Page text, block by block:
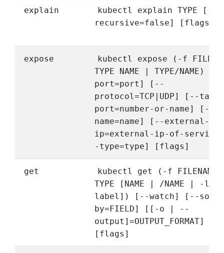
explain
kubectl explain TYPE [--
recursive=false] [flags]
expose
kubectl expose (-f
TYPE NAME | TYPE/NAME) [--
port=port] [--
protocol=TCP|UDP] [--
port=number-or-name] [--
name=name] [--external-
ip=external-ip-of-
-type=type] [flags]
get
kubectl get (-f FILENAME
TYPE [NAME | /NAME | -l
label]) [--watch] [--sort-
by=FIELD] [[-o | --
output]=OUTPUT_FORMAT]
[flags]